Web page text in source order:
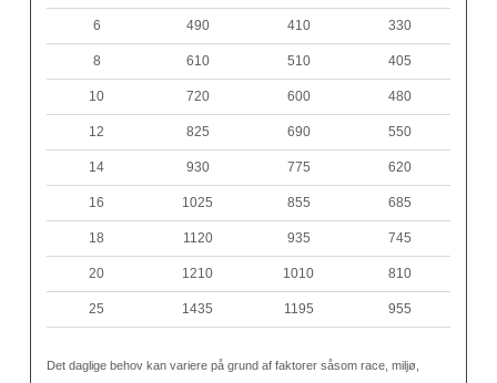
6 490 410 330
8 610 510 405
10 720 600 480
12 825 690 550
14 930 775 620
16 1025 855 685
18 1120 935 745
20 1210 1010 810
25 1435 1195 955
Det daglige behov kan variere på grund af faktorer såsom race, miljø,